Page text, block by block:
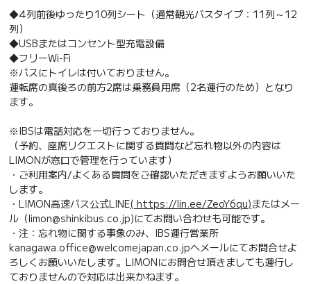
◆4列前後ゆったり10列シート（通常観光バスタイプ：11列～12
列）
◆USBまたはコンセント型充電設備
◆フリーWi-Fi
※バスにトイレは付いておりません。
運転席の真後ろの前方2席は乗務員用席（2名運行のため）となり
ます。
※IBSは電話対応を一切行っておりません。
（予約、座席リクエストに関する質問など忘れ物以外の内容は
LIMONが窓口で管理を行っています）
・ご利用案内/よくある質問をご確認いただきますようお願いいた
します。
・LIMON高速バス公式LINE( https://lin.ee/ZeoY6qu)またはメー
ル（limon@shinkibus.co.jp)にてお問い合わせも可能です。
・注：忘れ物に関する事象のみ、IBS運行営業所
kanagawa.office@welcomejapan.co.jpへメールにてお問合せよ
ろしくお願いいたします。LIMONにお問合せ頂きましても運行し
ておりませんので対応は出来かねます。